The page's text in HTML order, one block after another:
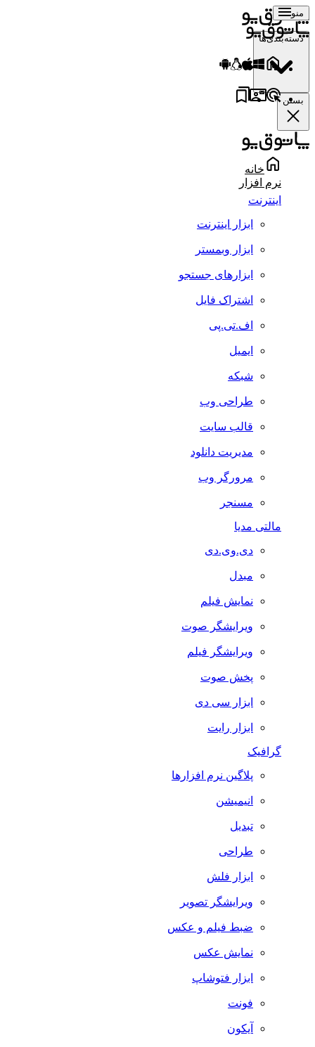
منو
دسته‌بندی‌ها
بستن
خانه
نرم افزار
اینترنت
ابزار اینترنت
ابزار وبمستر
ابزارهای جستجو
اشتراک فایل
اف.تی.پی
ایمیل
شبکه
طراحی وب
قالب سایت
مدیریت دانلود
مرورگر وب
مسنجر
مالتی مدیا
دی.وی.دی
مبدل
نمایش فیلم
ویرایشگر صوت
ویرایشگر فیلم
پخش صوت
ابزار سی دی
ابزار رایت
گرافیک
پلاگین نرم افزارها
انیمیشن
تبدیل
طراحی
ابزار فلش
ویرایشگر تصویر
ضبط فيلم و عكس
نمایش عکس
ابزار فتوشاپ
فونت
آیکون